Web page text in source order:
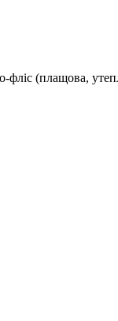
(плащова,